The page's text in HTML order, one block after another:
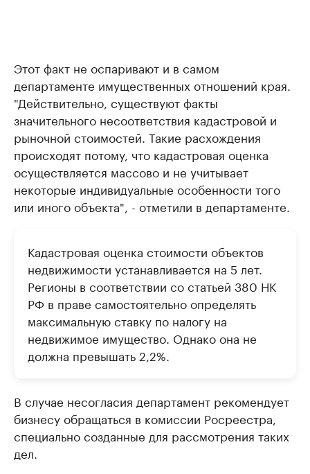
Этот факт не оспаривают и в самом
департаменте имущественных отношений края.
"Действительно, существуют факты
значительного несоответствия кадастровой и
рыночной стоимостей. Такие расхождения
происходят потому, что кадастровая оценка
осуществляется массово и не учитывает
некоторые индивидуальные особенности того
или иного объекта", - отметили в департаменте.
Кадастровая оценка стоимости объектов
недвижимости устанавливается на 5 лет.
Регионы в соответствии со статьей 380 НК
РФ в праве самостоятельно определять
максимальную ставку по налогу на
недвижимое имущество. Однако она не
должна превышать 2,2%.
В случае несогласия департамент рекомендует
бизнесу обращаться в комиссии Росреестра,
специально созданные для рассмотрения таких
дел.